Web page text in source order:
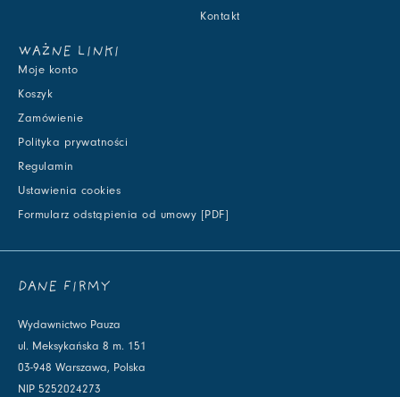
Kontakt
WAŻNE LINKI
Moje konto
Koszyk
Zamówienie
Polityka prywatności
Regulamin
Ustawienia cookies
Formularz odstąpienia od umowy [PDF]
DANE FIRMY
Wydawnictwo Pauza
ul. Meksykańska 8 m. 151
03-948 Warszawa, Polska
NIP 5252024273